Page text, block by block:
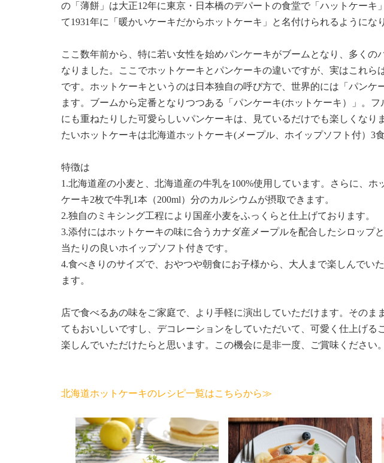
の「薄餅」は大正12年に東京・日本橋のデパートの食堂で「ハットケーキ
て1931年に「暖かいケーキだからホットケーキ」と名付けられるようにな
ここ数年前から、特に若い女性を始めパンケーキがブームとなり、多くの
なりました。ここでホットケーキとパンケーキの違いですが、実はこれら
です。ホットケーキというのは日本独自の呼び方で、世界的には「パンケ
ます。ブームから定番となりつつある「パンケーキ(ホットケーキ）」。
にも重ねたりした可愛らしいパンケーキは、見ているだけでも楽しくなり
たいホットケーキは北海道ホットケーキ(メープル、ホイップソフト付）3食
特徴は
1.北海道産の小麦と、北海道産の牛乳を100%使用しています。さらに、ホ
ケーキ2枚で牛乳1本（200ml）分のカルシウムが摂取できます。
2.独自のミキシング工程により国産小麦をふっくらと仕上げております。
3.添付にはホットケーキの味に合うカナダ産メープルを配合したシロップ
当たりの良いホイップソフト付きです。
4.食べきりのサイズで、おやつや朝食にお子様から、大人まで楽しんでい
ます。
店で食べるあの味をご家庭で、より手軽に演出していただけます。そのま
てもおいしいですし、デコレーションをしていただいて、可愛く仕上げる
楽しんでいただけたらと思います。この機会に是非一度、ご賞味ください。
北海道ホットケーキのレシピ一覧はこちらから≫